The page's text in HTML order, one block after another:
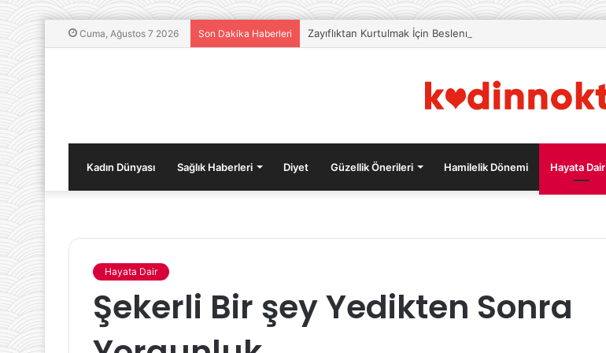
Cuma, Ağustos 7 2026 Son Dakika Haberleri Zayıflıktan Kurtulmak İçin Beslenme Önerileri
Kadın Dünyası Sağlık Haberleri Diyet Güzellik Önerileri Hamilelik Dönemi Hayata Dair
Hayata Dair
Şekerli Bir şey Yedikten Sonra
Halkalı
Kombi
Servisi
Her
Zaman